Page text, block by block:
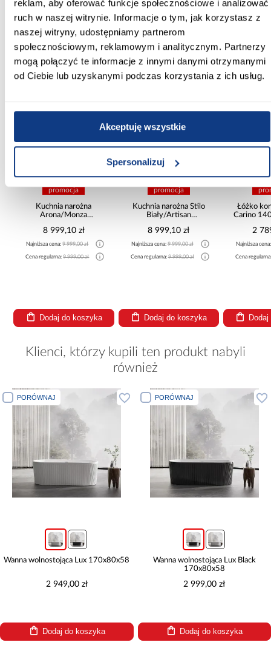
reklam, aby oferować funkcje społecznościowe i analizować
ruch w naszej witrynie. Informacje o tym, jak korzystasz z
naszej witryny, udostępniamy partnerom
społecznościowym, reklamowym i analitycznym. Partnerzy
mogą połączyć te informacje z innymi danymi otrzymanymi
od Ciebie lub uzyskanymi podczas korzystania z ich usług.
Akceptuję wszystkie
Spersonalizuj
Inni Klienci sprawdzali również
promocja
Kuchnia narożna
Arona/Monza
8 999,10 zł
Najniższa cena:9 999,00 zł
Cena regularna:9 999,00 zł
Dodaj do koszyka
promocja
Kuchnia narożna Stilo
Biały/Artisan
8 999,10 zł
Najniższa cena:9 999,00 zł
Cena regularna:9 999,00 zł
Dodaj do koszyka
Łóżko
Carino
2
Najniższa
Cena
Klienci, którzy kupili ten produkt nabyli
również
PORÓWNAJ
Wanna wolnostojąca Lux 170x80x58
2 949,00 zł
Dodaj do koszyka
PORÓWNAJ
Wanna wolnostojąca Lux Black
170x80x58
2 999,00 zł
Dodaj do koszyka